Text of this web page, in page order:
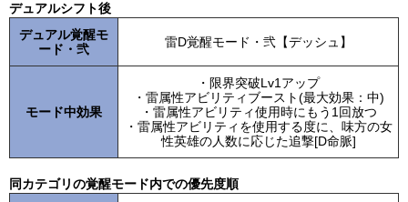
デュアルシフト後
デュアル覚醒モ
ード・弐
雷D覚醒モード・弐【デッシュ】
モード中効果
・限界突破Lv1アップ
・雷属性アビリティブースト(最大効果：中)
・雷属性アビリティ使用時にもう1回放つ
・雷属性アビリティを使用する度に、味方の女
性英雄の人数に応じた追撃[D命脈]
同カテゴリの覚醒モード内での優先度順